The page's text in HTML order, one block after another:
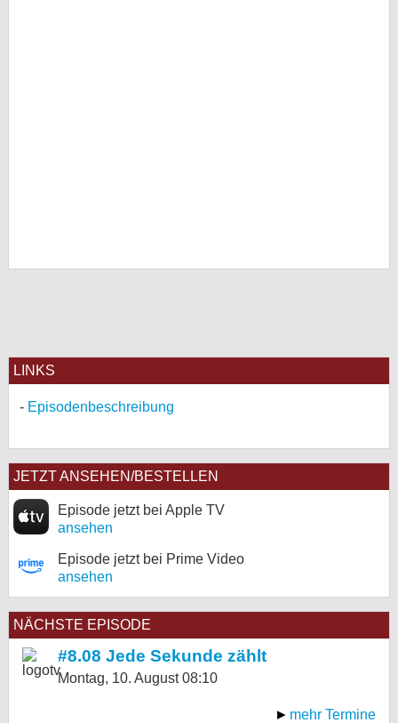
LINKS
Episodenbeschreibung
JETZT ANSEHEN/BESTELLEN
Episode jetzt bei Apple TV
ansehen
Episode jetzt bei Prime Video
ansehen
NÄCHSTE EPISODE
#8.08 Jede Sekunde zählt
Montag, 10. August08:10
mehr Termine